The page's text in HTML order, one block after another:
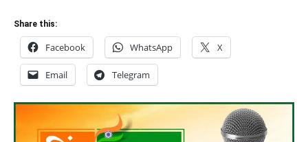
Share this:
Facebook WhatsApp X
Email Telegram